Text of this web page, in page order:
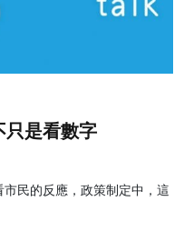
只是看數字
民的反應，政策制定中，這